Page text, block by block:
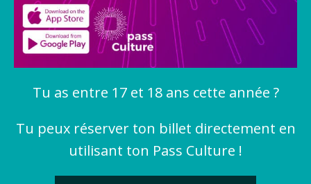
Tu as entre 17 et 18 ans cette année ?
Tu peux réserver ton billet directement en
utilisant ton Pass Culture !